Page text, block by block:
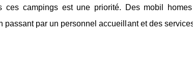
ces campings est une priorité. Des mobil
passant par un personnel accueillant et des